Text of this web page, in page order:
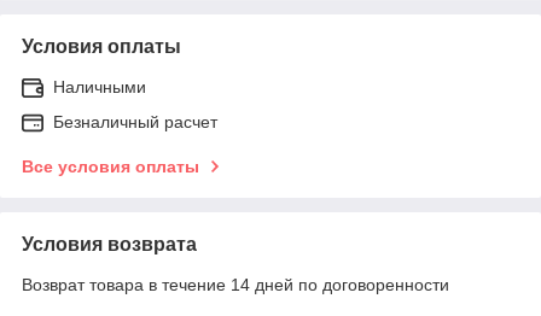
Условия оплаты
Наличными
Безналичный расчет
Все условия оплаты
Условия возврата
Возврат товара в течение 14 дней по договоренности